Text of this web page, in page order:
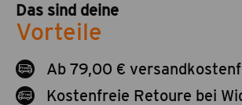
Das sind deine
Vorteile
Ab 79,00 €
Kostenfreie Retoure bei